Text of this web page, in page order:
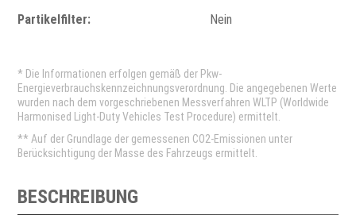
Partikelfilter: Nein
* Die Informationen erfolgen gemäß der Pkw-
Energieverbrauchskennzeichnungsverordnung. Die angegebenen Werte
wurden nach dem vorgeschriebenen Messverfahren WLTP (Worldwide
Harmonised Light-Duty Vehicles Test Procedure) ermittelt.
** Auf der Grundlage der gemessenen CO2-Emissionen unter
Berücksichtigung der Masse des Fahrzeugs ermittelt.
BESCHREIBUNG